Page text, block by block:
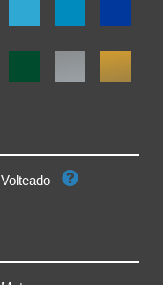
Volteado